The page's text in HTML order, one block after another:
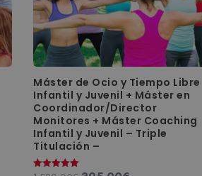
Máster de Ocio y Tiempo Libre
Infantil y Juvenil + Máster en
Coordinador/Director
Monitores + Máster Coaching
Infantil y Juvenil – Triple
Titulación –